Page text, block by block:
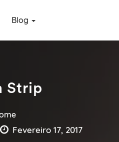
Blog
Strip
Fevereiro 17, 2017